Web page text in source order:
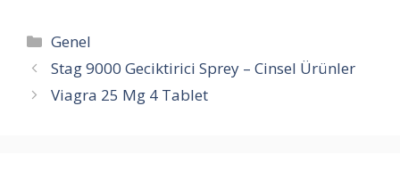
Kategoriler
Genel
Stag 9000 Geciktirici Sprey – Cinsel Ürünler
Viagra 25 Mg 4 Tablet